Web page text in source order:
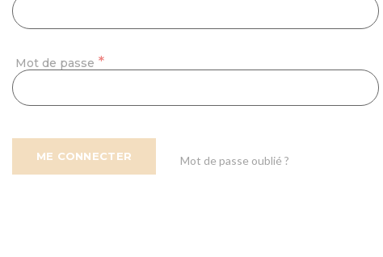
Mot de passe
ME CONNECTER Mot de passe oublié ?